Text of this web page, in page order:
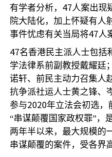
有学者分析， 47人案出现
院大陆化，加上怀疑有人
事件忧虑有关当局将47人
47名香港民主派人士包括
学法律系前副教授戴耀廷
诺轩、前民主动力召集人
抗争派社运人士黄之锋、
参与2020年立法会初选，
“串谋颠覆国家政权罪”，
两年半以来，最大规模的
串谋颠覆的案件，受各界